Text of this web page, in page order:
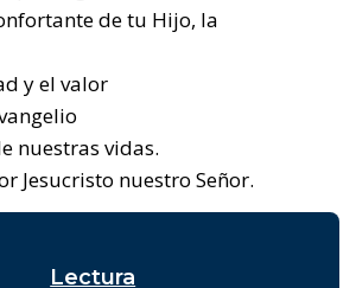
de tu Hijo, la
y el valor
nuestras vidas.
Jesucristo nuestro Señor.
Lectura